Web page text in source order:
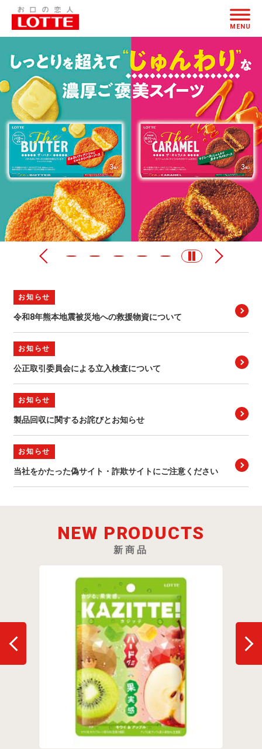
お
口
恋
人
LOTTE
MENU
お知らせ
令和8年熊本地震被災地への救援物資について
お知らせ
公正取引委員会による立入検査について
お知らせ
製品回収に関するお詫びとお知らせ
お知らせ
当社をかたった偽サイト・詐欺サイトにご注意ください
NEW PRODUCTS
新商品